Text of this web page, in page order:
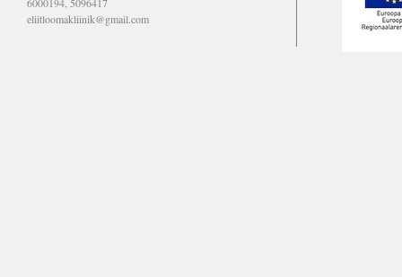
eliitloomakliinik@gmail.com